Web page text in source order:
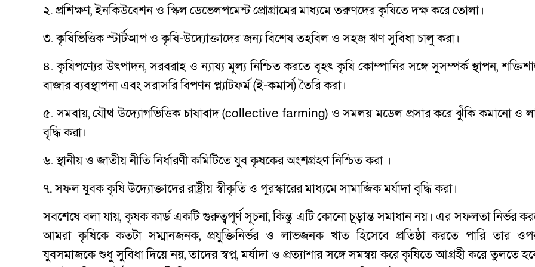
২. প্রশিক্ষণ, ইনকিউবেশন ও স্কিল ডেভেলপমেন্ট প্রোগ্রামের মাধ্যমে তরুণদের কৃষিতে দক্ষ করে তোলা।
৩. কৃষিভিত্তিক স্টার্টআপ ও কৃষি-উদ্যোক্তাদের জন্য বিশেষ তহবিল ও সহজ ঋণ সুবিধা চালু করা।
৪. কৃষিপণ্যের উৎপাদন, সরবরাহ ও ন্যায্য মূল্য নিশ্চিত করতে বৃহৎ কৃষি কোম্পানির সঙ্গে সুসম্পর্ক স্থাপন,
বাজার ব্যবস্থাপনা এবং সরাসরি বিপণন প্ল্যাটফর্ম (ই-কমার্স) তৈরি করা।
৫. সমবায়, যৌথ উদ্যোগভিত্তিক চাষাবাদ (collective farming) ও সমলয় মডেল প্রসার করে ঝুঁকি কমানো ও
বৃদ্ধি করা।
৬. স্থানীয় ও জাতীয় নীতি নির্ধারণী কমিটিতে যুব কৃষকের অংশগ্রহণ নিশ্চিত করা ।
৭. সফল যুবক কৃষি উদ্যোক্তাদের রাষ্ট্রীয় স্বীকৃতি ও পুরস্কারের মাধ্যমে সামাজিক মর্যাদা বৃদ্ধি করা।
সবশেষে বলা যায়, কৃষক কার্ড একটি গুরুত্বপূর্ণ সূচনা, কিন্তু এটি কোনো চূড়ান্ত সমাধান নয়। এর সফলতা নির্ভর
আমরা কৃষিকে কতটা সম্মানজনক, প্রযুক্তিনির্ভর ও লাভজনক খাত হিসেবে প্রতিষ্ঠা করতে পারি তার
যুবসমাজকে শুধু সুবিধা দিয়ে নয়, তাদের স্বপ্ন, মর্যাদা ও প্রত্যাশার সঙ্গে সমন্বয় করে কৃষিতে আগ্রহী করে তুলতে